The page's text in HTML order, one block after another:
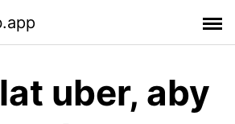
uber, aby